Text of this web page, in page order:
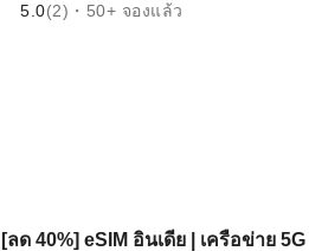
5.0(2)・50+ จองแล้ว
[ลด 40%] eSIM อินเดีย | เครือข่าย